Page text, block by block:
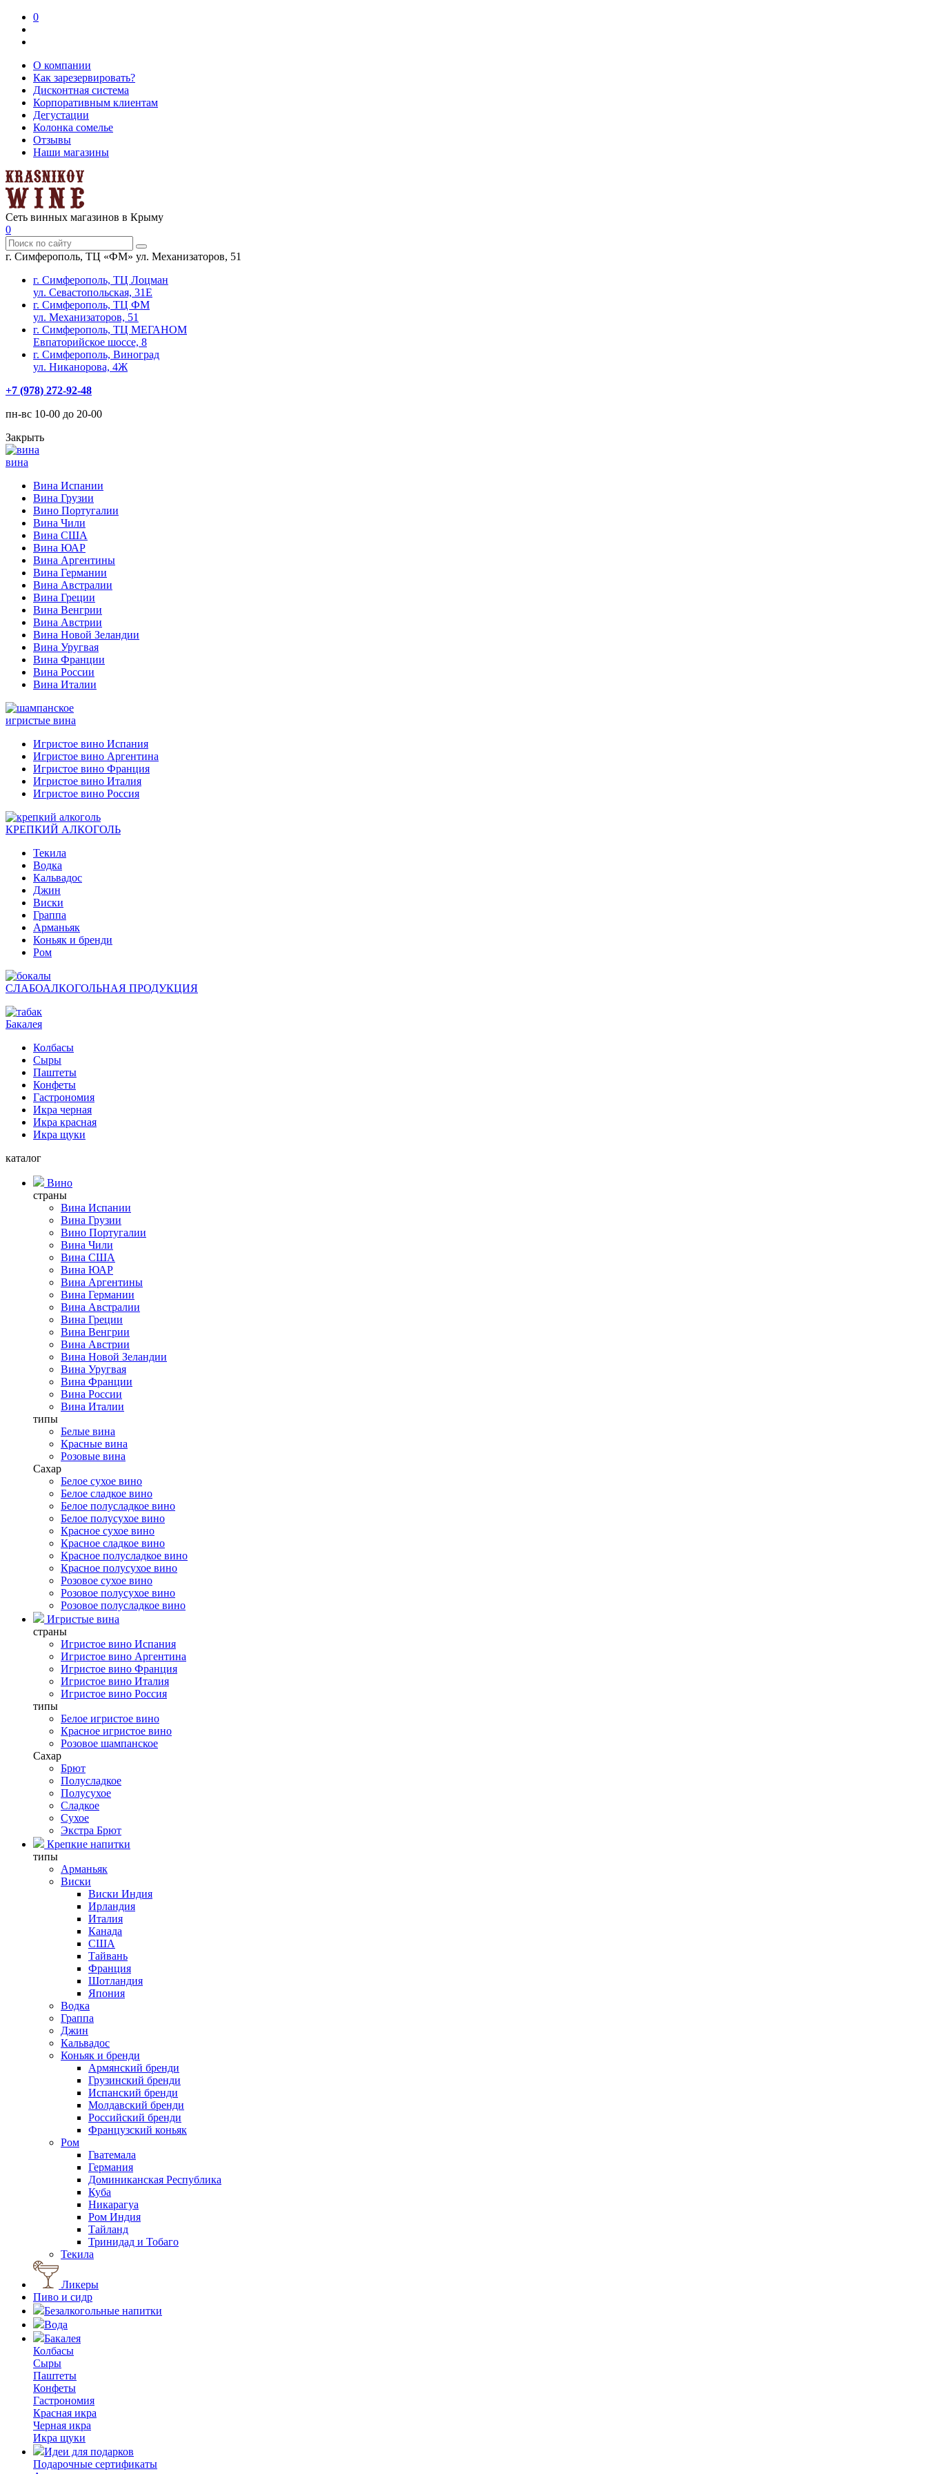
0
О компании
Как зарезервировать?
Дисконтная система
Корпоративным клиентам
Дегустации
Колонка сомелье
Отзывы
Наши магазины
Сеть винных магазинов в Крыму
0
г. Симферополь, ТЦ «ФМ» ул. Механизаторов, 51
г. Симферополь, ТЦ Лоцман
ул. Севастопольская, 31Е
г. Симферополь, ТЦ ФМ
ул. Механизаторов, 51
г. Симферополь, ТЦ МЕГАНОМ
Евпаторийское шоссе, 8
г. Симферополь, Виноград
ул. Никанорова, 4Ж
+7 (978) 272-92-48
пн-вс 10-00 до 20-00
Закрыть
вина
Вина Испании
Вина Грузии
Вино Португалии
Вина Чили
Вина США
Вина ЮАР
Вина Аргентины
Вина Германии
Вина Австралии
Вина Греции
Вина Венгрии
Вина Австрии
Вина Новой Зеландии
Вина Уругвая
Вина Франции
Вина России
Вина Италии
игристые вина
Игристое вино Испания
Игристое вино Аргентина
Игристое вино Франция
Игристое вино Италия
Игристое вино Россия
КРЕПКИЙ АЛКОГОЛЬ
Текила
Водка
Кальвадос
Джин
Виски
Граппа
Арманьяк
Коньяк и бренди
Ром
СЛАБОАЛКОГОЛЬНАЯ ПРОДУКЦИЯ
Бакалея
Колбасы
Сыры
Паштеты
Конфеты
Гастрономия
Икра черная
Икра красная
Икра щуки
каталог
Вино
страны
Вина Испании
Вина Грузии
Вино Португалии
Вина Чили
Вина США
Вина ЮАР
Вина Аргентины
Вина Германии
Вина Австралии
Вина Греции
Вина Венгрии
Вина Австрии
Вина Новой Зеландии
Вина Уругвая
Вина Франции
Вина России
Вина Италии
типы
Белые вина
Красные вина
Розовые вина
Сахар
Белое сухое вино
Белое сладкое вино
Белое полусладкое вино
Белое полусухое вино
Красное сухое вино
Красное сладкое вино
Красное полусладкое вино
Красное полусухое вино
Розовое сухое вино
Розовое полусухое вино
Розовое полусладкое вино
Игристые вина
страны
Игристое вино Испания
Игристое вино Аргентина
Игристое вино Франция
Игристое вино Италия
Игристое вино Россия
типы
Белое игристое вино
Красное игристое вино
Розовое шампанское
Сахар
Брют
Полусладкое
Полусухое
Сладкое
Сухое
Экстра Брют
Крепкие напитки
типы
Арманьяк
Виски
Виски Индия
Ирландия
Италия
Канада
США
Тайвань
Франция
Шотландия
Япония
Водка
Граппа
Джин
Кальвадос
Коньяк и бренди
Армянский бренди
Грузинский бренди
Испанский бренди
Молдавский бренди
Российский бренди
Французский коньяк
Ром
Гватемала
Германия
Доминиканская Республика
Куба
Никарагуа
Ром Индия
Тайланд
Тринидад и Тобаго
Текила
Ликеры
Пиво и сидр
Безалкогольные напитки
Вода
Бакалея
Колбасы
Сыры
Паштеты
Конфеты
Гастрономия
Красная икра
Черная икра
Икра щуки
Идеи для подарков
Подарочные сертификаты